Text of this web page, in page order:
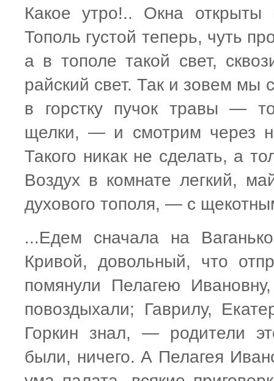
Какое утро!.. Окна открыты
Тополь густой теперь, чуть
а в тополе такой свет,
райский свет. Так и зовем
в горстку пучок травы —
щелки, — и смотрим через
Такого никак не сделать, а
Воздух в комнате легкий,
духового тополя, — с
...Едем сначала на
Кривой, довольный, что
помянули Пелагею
повоздыхали; Гаврилу,
Горкин знал, — родители
были, ничего. А Пелагея